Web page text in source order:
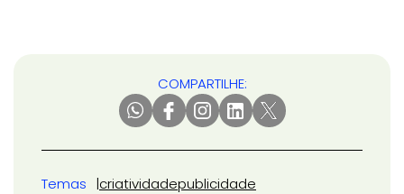
COMPARTILHE:
Temas criatividadepublicidade